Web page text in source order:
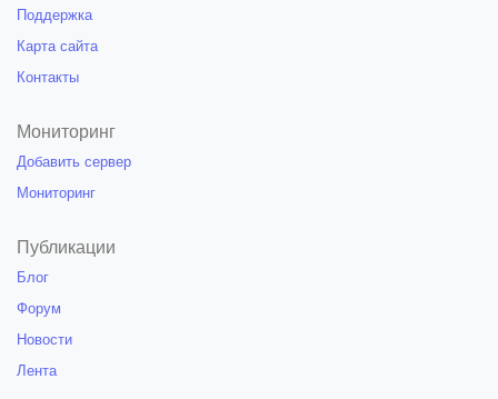
Поддержка
Карта сайта
Контакты
Мониторинг
Добавить сервер
Мониторинг
Публикации
Блог
Форум
Новости
Лента